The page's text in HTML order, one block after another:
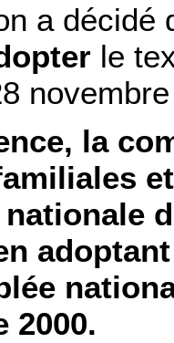
a décidé
le
la
2000.